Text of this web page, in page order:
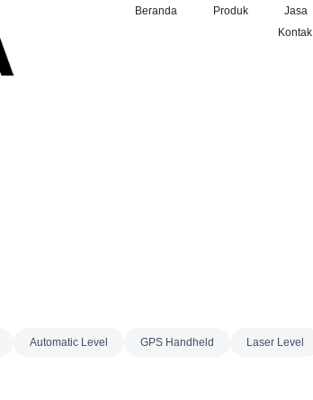
Beranda Produk Jasa
Kontak
Automatic Level GPS Handheld Laser Level